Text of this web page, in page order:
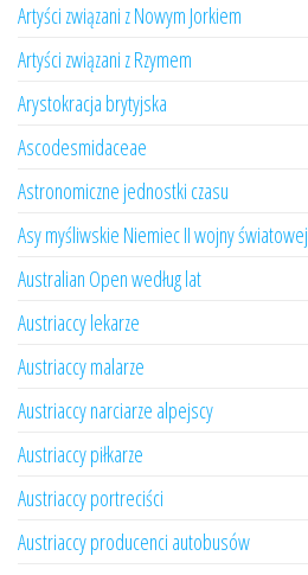
Artyści związani z Nowym Jorkiem
Artyści związani z Rzymem
Arystokracja brytyjska
Ascodesmidaceae
Astronomiczne jednostki czasu
Asy myśliwskie Niemiec II wojny światowej
Australian Open według lat
Austriaccy lekarze
Austriaccy malarze
Austriaccy narciarze alpejscy
Austriaccy piłkarze
Austriaccy portreciści
Austriaccy producenci autobusów